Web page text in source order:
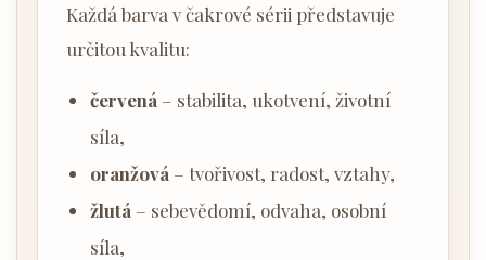
Každá barva v čakrové sérii představuje
určitou kvalitu:
červená – stabilita, ukotvení, životní
síla,
oranžová – tvořivost, radost, vztahy,
žlutá – sebevědomí, odvaha, osobní
síla,